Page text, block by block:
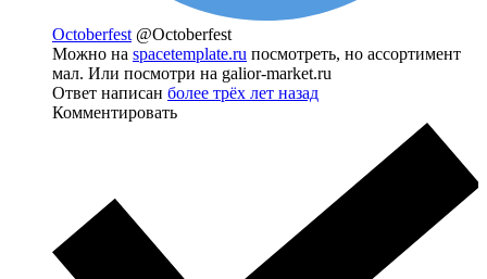
Octoberfest @Octoberfest
Можно на spacetemplate.ru посмотреть, но ассортимент
мал. Или посмотри на galior-market.ru
Ответ написан более трёх лет назад
Комментировать